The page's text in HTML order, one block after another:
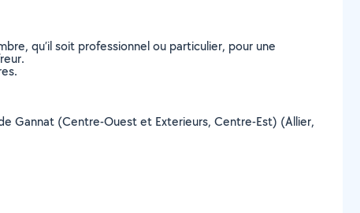
qu’il soit professionnel ou particulier, pour une
Gannat (Centre-Ouest et Exterieurs, Centre-Est) (Allier,